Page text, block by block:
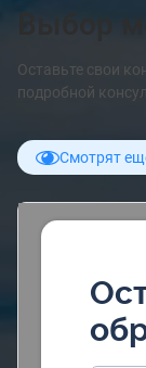
Оставьте свои
подробной
Смотрят